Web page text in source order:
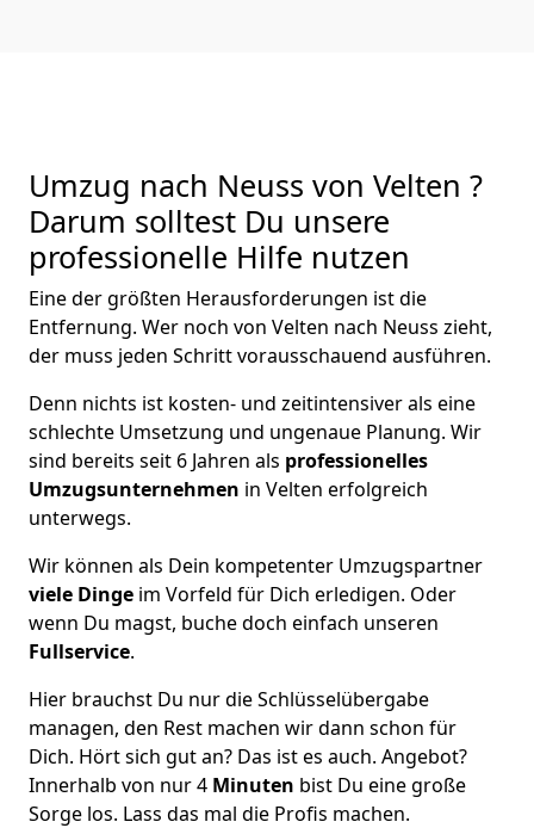
Umzug nach Neuss von Velten ?
Darum solltest Du unsere
professionelle Hilfe nutzen
Eine der größten Herausforderungen ist die
Entfernung. Wer noch von Velten nach Neuss zieht,
der muss jeden Schritt vorausschauend ausführen.
Denn nichts ist kosten- und zeitintensiver als eine
schlechte Umsetzung und ungenaue Planung. Wir
sind bereits seit 6 Jahren als professionelles
Umzugsunternehmen in Velten erfolgreich
unterwegs.
Wir können als Dein kompetenter Umzugspartner
viele Dinge im Vorfeld für Dich erledigen. Oder
wenn Du magst, buche doch einfach unseren
Fullservice.
Hier brauchst Du nur die Schlüsselübergabe
managen, den Rest machen wir dann schon für
Dich. Hört sich gut an? Das ist es auch. Angebot?
Innerhalb von nur 4 Minuten bist Du eine große
Sorge los. Lass das mal die Profis machen.